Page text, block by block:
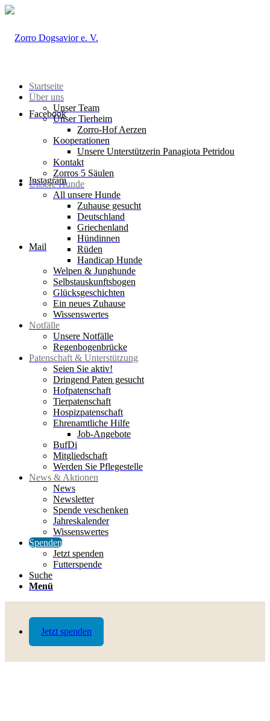
Jetzt spenden
Facebook
Instagram
Mail
Startseite
Über uns
Unser Team
Unser Tierheim
Zorro-Hof Aerzen
Kooperationen
Unsere Unterstützerin Panagiota Petridou
Kontakt
Zorros 5 Säulen
Unsere Hunde
All unsere Hunde
Zuhause gesucht
Deutschland
Griechenland
Hündinnen
Rüden
Handicap Hunde
Welpen & Junghunde
Selbstauskunftsbogen
Glücksgeschichten
Ein neues Zuhause
Wissenswertes
Notfälle
Unsere Notfälle
Regenbogenbrücke
Patenschaft & Unterstützung
Seien Sie aktiv!
Dringend Paten gesucht
Hofpatenschaft
Tierpatenschaft
Hospizpatenschaft
Ehrenamtliche Hilfe
Job-Angebote
BufDi
Mitgliedschaft
Werden Sie Pflegestelle
News & Aktionen
News
Newsletter
Spende veschenken
Jahreskalender
Wissenswertes
Spenden
Jetzt spenden
Futterspende
Suche
Menü